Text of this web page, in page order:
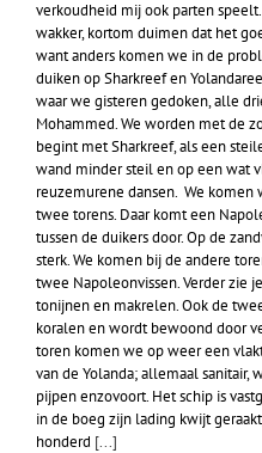
verkoudheid mij ook parten
wakker, kortom duimen dat het
want anders komen we in de
duiken op Sharkreef en
waar we gisteren gedoken, alle
Mohammed. We worden met de
begint met Sharkreef, als een
wand minder steil en op een wat
reuzemurene dansen. We komen
twee torens. Daar komt een
tussen de duikers door. Op de
sterk. We komen bij de andere
twee Napoleonvissen. Verder zie
tonijnen en makrelen. Ook de
koralen en wordt bewoond door
toren komen we op weer een
van de Yolanda; allemaal sanitair,
pijpen enzovoort. Het schip is
in de boeg zijn lading kwijt
honderd [...]